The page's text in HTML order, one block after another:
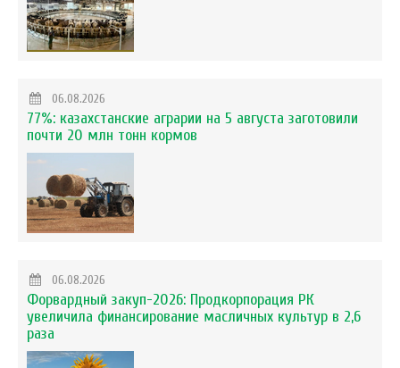
06.08.2026
77%: казахстанские аграрии на 5 августа заготовили
почти 20 млн тонн кормов
06.08.2026
Форвардный закуп-2026: Продкорпорация РК
увеличила финансирование масличных культур в 2,6
раза